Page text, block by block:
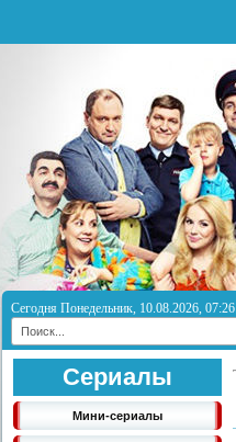
Сегодня Понедельник, 10.08.2026, 07:26
Сериалы
Мини-сериалы